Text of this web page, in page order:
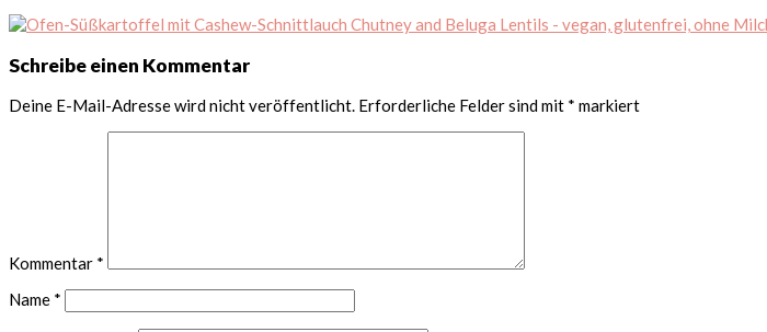
Leser-
Interaktionen
Schreibe einen Kommentar
Deine E-Mail-Adresse wird nicht veröffentlicht. Erforderliche Felder sind mit * markiert
Kommentar *
Name *